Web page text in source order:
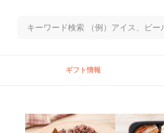
ギフト情報